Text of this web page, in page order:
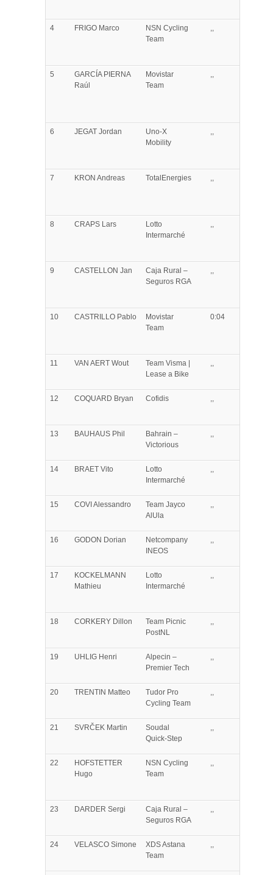
4 FRIGO Marco
NSN Cycling
Team
,,
5
GARCÍA PIERNA
Raúl
Movistar
Team
,,
6 JEGAT Jordan
Uno-X
Mobility
,,
7 KRON Andreas TotalEnergies ,,
8 CRAPS Lars
Lotto
Intermarché
,,
9 CASTELLON Jan
Caja Rural –
Seguros RGA
,,
10 CASTRILLO Pablo
Movistar
Team
0:04
11 VAN AERT Wout
Team Visma |
Lease a Bike
,,
12 COQUARD Bryan Cofidis ,,
13 BAUHAUS Phil
Bahrain –
Victorious
,,
14 BRAET Vito
Lotto
Intermarché
,,
15 COVI Alessandro
Team Jayco
AlUla
,,
16 GODON Dorian
Netcompany
INEOS
,,
17
KOCKELMANN
Mathieu
Lotto
Intermarché
,,
18 CORKERY Dillon
Team Picnic
PostNL
,,
19 UHLIG Henri
Alpecin –
Premier Tech
,,
20 TRENTIN Matteo
Tudor Pro
Cycling Team
,,
21 SVRČEK Martin
Soudal
Quick-Step
,,
22
HOFSTETTER
Hugo
NSN Cycling
Team
,,
23 DARDER Sergi
Caja Rural –
Seguros RGA
,,
24 VELASCO Simone
XDS Astana
Team
,,